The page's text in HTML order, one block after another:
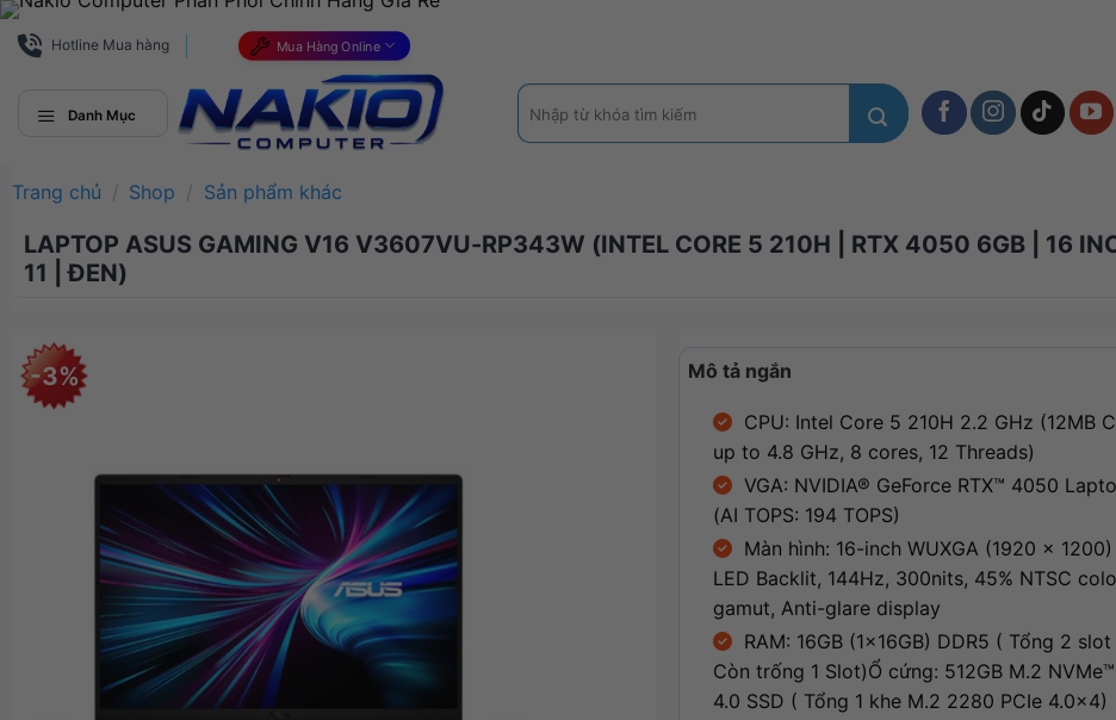
Bỏ
qua
Hotline Mua hàng Mua Hàng Online
Danh Mục
Tìm
kiếm:
Trang chủ / Shop / Sản phẩm khác
LAPTOP ASUS GAMING V16 V3607VU-RP343W (INTEL CORE 5 210H | RTX 4050 6GB | 16
11 | ĐEN)
-3% Mô tả ngắn
CPU: Intel Core 5 210H 2.2 GHz (12MB
up to 4.8 GHz, 8 cores, 12 Threads)
VGA: NVIDIA® GeForce RTX™ 4050
(AI TOPS: 194 TOPS)
Màn hình: 16-inch WUXGA (1920 x 1200)
LED Backlit, 144Hz, 300nits, 45% NTSC
gamut, Anti-glare display
RAM: 16GB (1x16GB) DDR5 ( Tổng 2 slot
Còn trống 1 Slot)Ổ cứng: 512GB M.2
4.0 SSD ( Tổng 1 khe M.2 2280 PCIe 4.0×4)